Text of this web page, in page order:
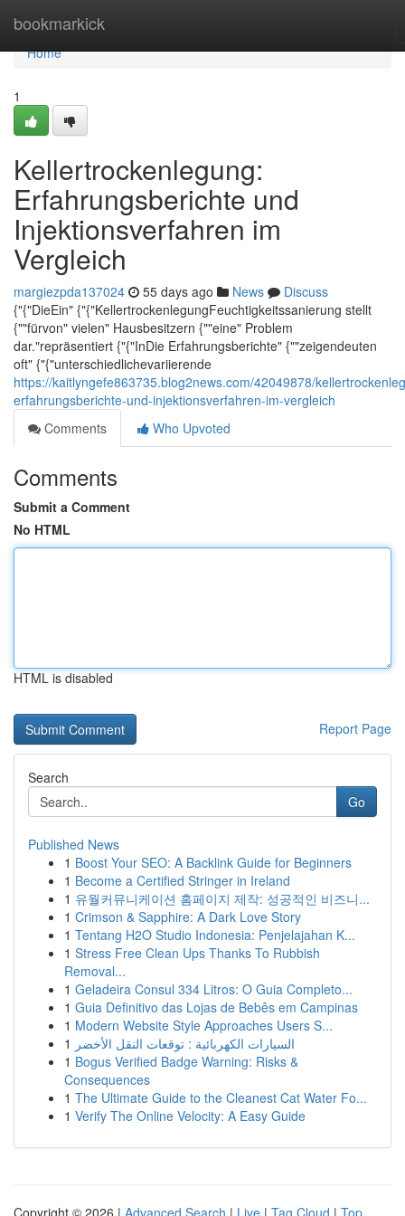
bookmarkick
Home
Home
1
Kellertrockenlegung:
Erfahrungsberichte und
Injektionsverfahren im
Vergleich
margiezpda137024 55 days ago News
Discuss
{"{"DieEin" {"{"KellertrockenlegungFeuchtigkeitssanierung stellt
{""fürvon" vielen" Hausbesitzern {""eine" Problem
dar."repräsentiert {"{"InDie Erfahrungsberichte" {""zeigendeuten
oft" {"{"unterschiedlichevariierende
https://kaitlyngefe863735.blog2news.com/42049878/
erfahrungsberichte-und-injektionsverfahren-im-vergleich
Comments
Who Upvoted
Comments
Submit a Comment
No HTML
HTML is disabled
Report Page
Search
Go
Published News
1 Boost Your SEO: A Backlink Guide for Beginners
1 Become a Certified Stringer in Ireland
1 유월커뮤니케이션 홈페이지 제작: 성공적인 비즈니...
1 Crimson & Sapphire: A Dark Love Story
1 Tentang H2O Studio Indonesia: Penjelajahan K...
1 Stress Free Clean Ups Thanks To Rubbish
Removal...
1 Geladeira Consul 334 Litros: O Guia Completo...
1 Guia Definitivo das Lojas de Bebês em Campinas
1 Modern Website Style Approaches Users S...
1 السيارات الكهربائية : توقعات النقل الأخضر
1 Bogus Verified Badge Warning: Risks &
Consequences
1 The Ultimate Guide to the Cleanest Cat Water Fo...
1 Verify The Online Velocity: A Easy Guide
Copyright © 2026 | Advanced Search | Live | Tag Cloud | Top